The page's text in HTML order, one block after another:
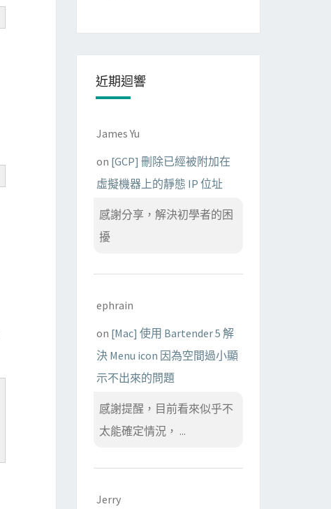
近期迴響
James Yu
on [GCP] 刪除已經被附加在
虛擬機器上的靜態 IP 位址
感謝分享，解決初學者的困
擾
ephrain
on [Mac] 使用 Bartender 5 解
決 Menu icon 因為空間過小顯
示不出來的問題
感謝提醒，目前看來似乎不
太能確定情況， ...
Jerry